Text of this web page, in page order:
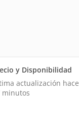
y Disponibilidad
actualización hace
minutos